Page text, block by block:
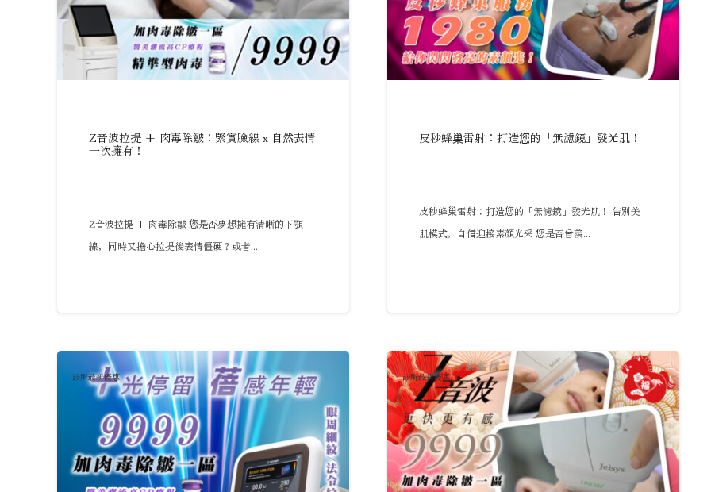
Z音波拉提 + 肉毒除皺：緊實臉線 x 自然表情
一次擁有！
Z音波拉提 + 肉毒除皺 您是否夢想擁有清晰的下顎
線，同時又擔心拉提後表情僵硬？或者...
皮秒蜂巢雷射：打造您的「無濾鏡」發光肌！
皮秒蜂巢雷射：打造您的「無濾鏡」發光肌！ 告別美
肌模式，自信迎接素顏光采 您是否曾羨...
診所最新優惠 診所最新優惠